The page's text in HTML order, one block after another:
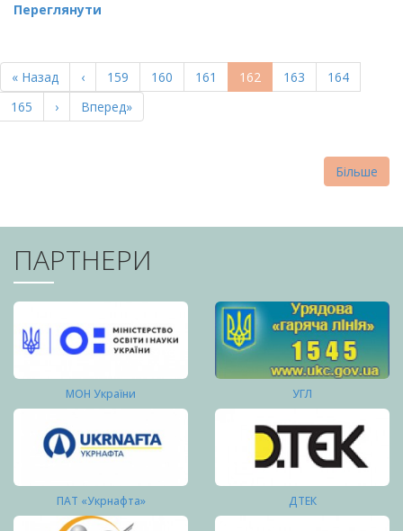
Переглянути
НА
СТОРІНКИ
Перша
сторінка
« Назад
Попередня
сторінка
‹ Page
159 Page
160 Page
161
Поточна
сторінка
162 Page
163 Page
164
Page
165
Наступна
сторінка
›
Остання
сторінка
Вперед»
Більше
ПАРТНЕРИ
МОН України УГЛ
ПАТ «Укрнафта» ДТЕК